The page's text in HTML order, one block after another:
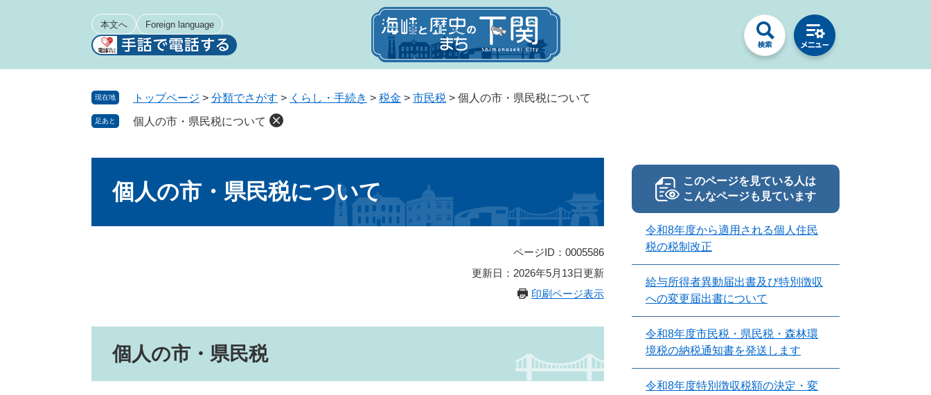
本文へ Foreign language
現在地 トップページ > 分類でさがす > くらし・手続き > 税金 > 市民税 > 個人の市・県民税について
足あと 個人の市・県民税について
個人の市・県民税について
ページID：0005586
更新日：2026年5月13日更新
印刷ページ表示
個人の市・県民税
このページを見ている人は
こんなページも見ています
令和8年度から適用される個人住民
税の税制改正
給与所得者異動届出書及び特別徴収
への変更届出書について
令和8年度市民税・県民税・森林環
境税の納税通知書を発送します
令和8年度特別徴収税額の決定・変